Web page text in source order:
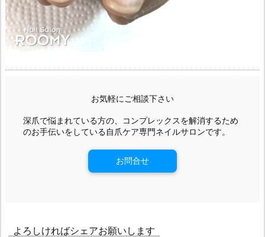
お気軽にご相談下さい
深爪で悩まれている方の、コンプレックスを解消するため
のお手伝いをしている自爪ケア専門ネイルサロンです。
お問合せ
よろしければシェアお願いします